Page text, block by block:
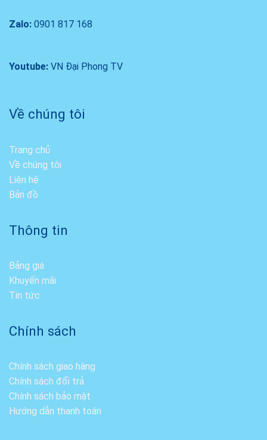
Zalo: 0901 817 168
Youtube: VN Đại Phong TV
Về chúng tôi
Trang chủ
Về chúng tôi
Liên hệ
Bản đồ
Thông tin
Bảng giá
Khuyến mãi
Tin tức
Chính sách
Chính sách giao hàng
Chính sách đổi trả
Chính sách bảo mật
Hướng dẫn thanh toán